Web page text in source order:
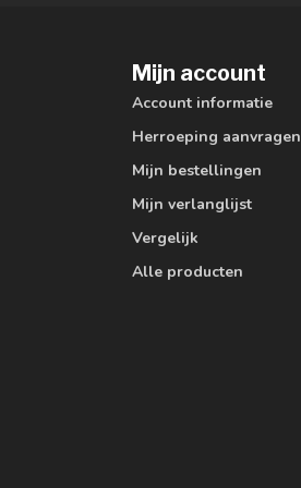
Mijn account
Account informatie
Herroeping aanvragen
Mijn bestellingen
Mijn verlanglijst
Vergelijk
Alle producten